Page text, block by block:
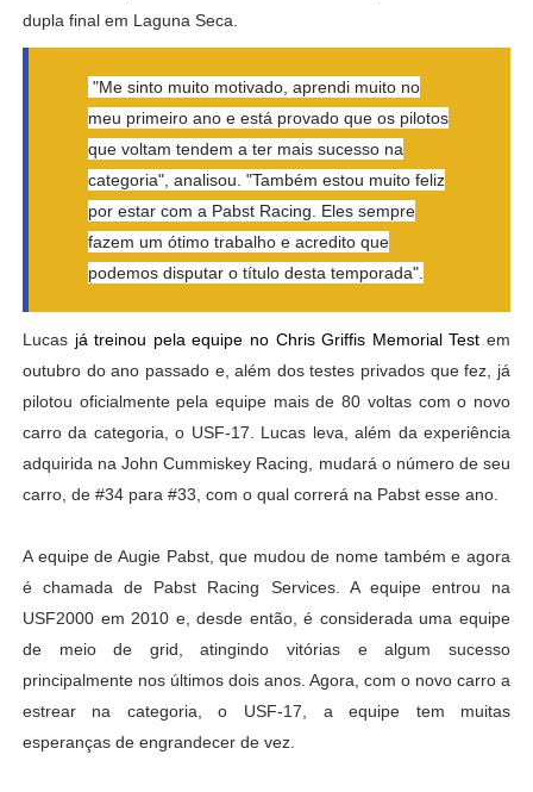
dupla final em Laguna Seca.
"Me sinto muito motivado, aprendi muito no
meu primeiro ano e está provado que os pilotos
que voltam tendem a ter mais sucesso na
categoria", analisou. "Também estou muito feliz
por estar com a Pabst Racing. Eles sempre
fazem um ótimo trabalho e acredito que
podemos disputar o título desta temporada".
Lucas já treinou pela equipe no Chris Griffis Memorial Testem
outubro do ano passado e, além dos testes privados que fez, já
pilotou oficialmente pela equipe mais de 80 voltas com o novo
carro da categoria, o USF-17. Lucas leva, além da experiência
adquirida na John Cummiskey Racing, mudará o número de seu
carro, de #34 para #33, com o qual correrá na Pabst esse ano.
A equipe de Augie Pabst, que mudou de nome também e agora
é chamada de Pabst Racing Services. A equipe entrou na
USF2000 em 2010 e, desde então, é considerada uma equipe
de meio de grid, atingindo vitórias e algum sucesso
principalmente nos últimos dois anos. Agora, com o novo carro a
estrear na categoria, o USF-17, a equipe tem muitas
esperanças de engrandecer de vez.